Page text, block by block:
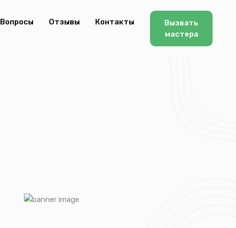
Вопросы Отзывы Контакты
Вызвать
мастера